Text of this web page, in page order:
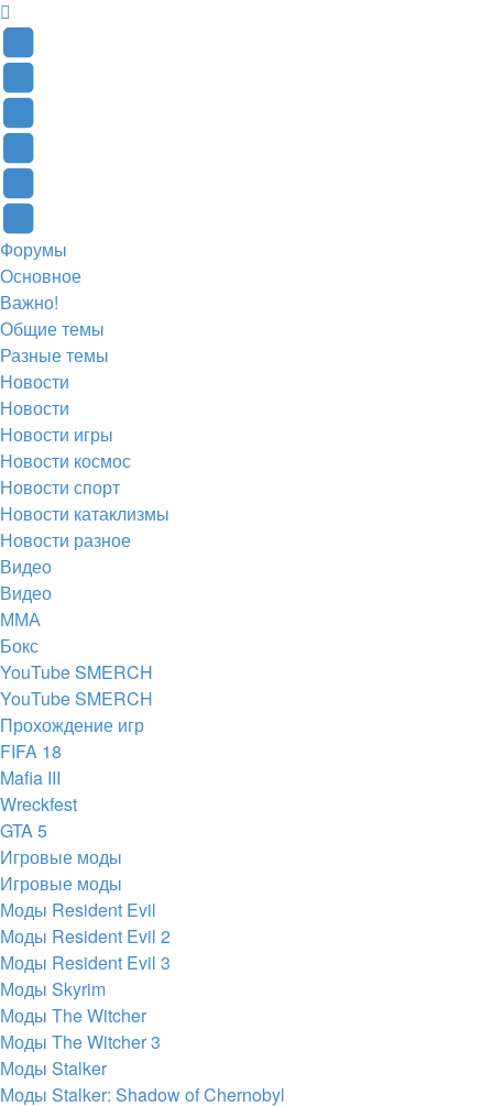
вкладке)
вкладке)
новой
вкладке)
в
новой
вкладке)
(Откроется
в
новой
вкладке)
Форумы
Основное
Важно!
Общие темы
Разные темы
Новости
Новости
Новости игры
Новости космос
Новости спорт
Новости катаклизмы
Новости разное
Видео
Видео
ММА
Бокс
YouTube SMERCH
YouTube SMERCH
Прохождение игр
FIFA 18
Mafia III
Wreckfest
GTA 5
Игровые моды
Игровые моды
Моды Resident Evil
Моды Resident Evil 2
Моды Resident Evil 3
Моды Skyrim
Моды The Witcher
Моды The Witcher 3
Моды Stalker
Моды Stalker: Shadow of Chernobyl